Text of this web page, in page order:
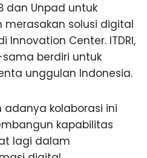
dan Unpad untuk
solusi digital
Center. ITDRI,
berdiri untuk
unggulan Indonesia.
adanya kolaborasi ini
kapabilitas
lagi dalam